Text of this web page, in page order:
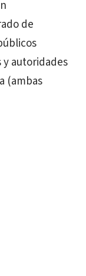
de
autoridades
(ambas